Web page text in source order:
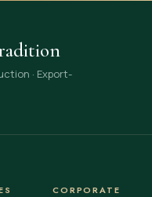
· Export-
CORPORATE